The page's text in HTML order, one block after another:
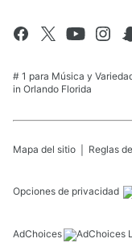
# 1 para Música y
in Orlando Florida
Mapa del sitio Reglas
Opciones de privacidad
AdChoices